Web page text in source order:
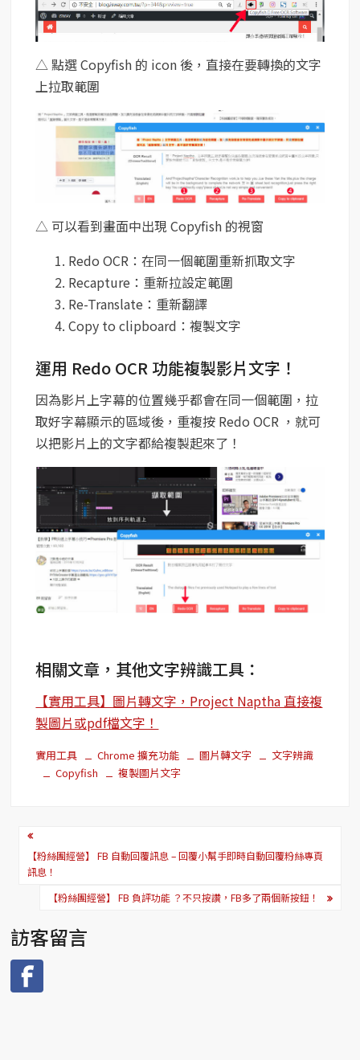
△ 點選 Copyfish 的 icon 後，直接在要轉換的文字
上拉取範圍
△ 可以看到畫面中出現 Copyfish 的視窗
Redo OCR：在同一個範圍重新抓取文字
Recapture：重新拉設定範圍
Re-Translate：重新翻譯
Copy to clipboard：複製文字
運用 Redo OCR 功能複製影片文字！
因為影片上字幕的位置幾乎都會在同一個範圍，拉
取好字幕顯示的區域後，重複按 Redo OCR ，就可
以把影片上的文字都給複製起來了！
相關文章，其他文字辨識工具：
【實用工具】圖片轉文字，Project Naptha 直接複
製圖片或pdf檔文字！
實用工具 Chrome 擴充功能 圖片轉文字
文字辨識
Copyfish
複製圖片文字
文
章【粉絲團經營】 FB 自動回覆訊息 – 回覆小幫手即時自動回覆粉絲專頁
訊息！
【粉絲團經營】 FB 負評功能 ？不只按讚，FB多了兩個新按鈕！
訪客留言